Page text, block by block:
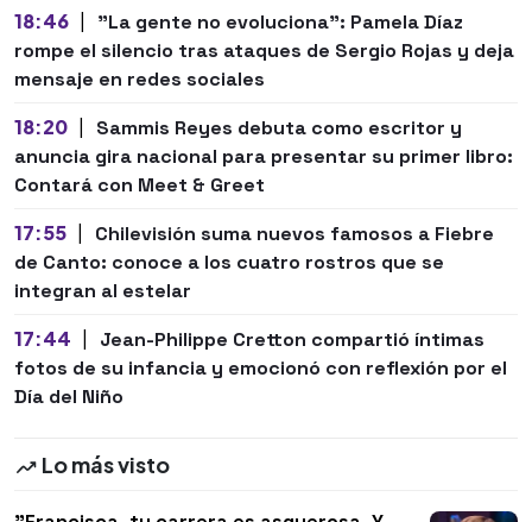
18:46
"La gente no evoluciona": Pamela Díaz
rompe el silencio tras ataques de Sergio Rojas y deja
mensaje en redes sociales
18:20
Sammis Reyes debuta como escritor y
anuncia gira nacional para presentar su primer libro:
Contará con Meet & Greet
17:55
Chilevisión suma nuevos famosos a Fiebre
de Canto: conoce a los cuatro rostros que se
integran al estelar
17:44
Jean-Philippe Cretton compartió íntimas
fotos de su infancia y emocionó con reflexión por el
Día del Niño
Lo más visto